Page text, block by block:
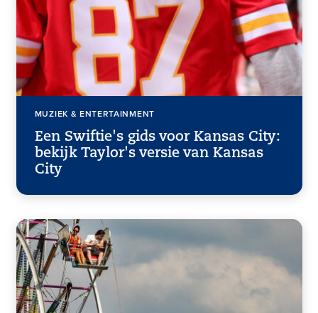
MUZIEK & ENTERTAINMENT
Een Swiftie's gids voor Kansas City:
bekijk Taylor's versie van Kansas
City